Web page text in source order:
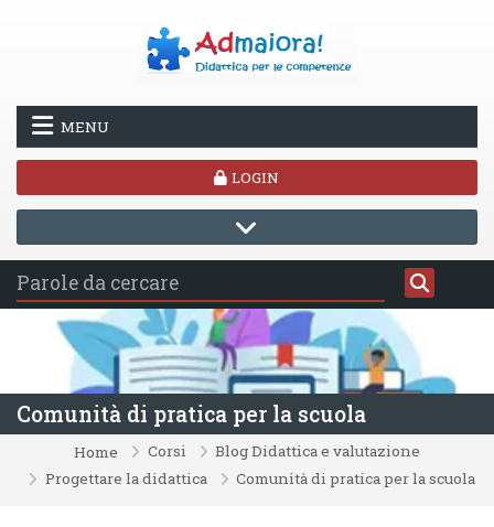
MENU
LOGIN
Comunità di pratica per la scuola
Home Corsi
Blog Didattica e valutazione
Progettare la didattica
Comunità di pratica per la scuola